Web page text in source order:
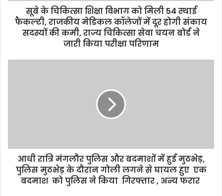
सूबे के चिकित्सा शिक्षा विभाग को मिली 54 स्थाई
फैकल्टी, राजकीय मेडिकल कॉलेजों में दूर होगी संकाय
सदस्यों की कमी, राज्य चिकित्सा सेवा चयन बोर्ड ने
जारी किया परीक्षा परिणाम
आधी रात्रि मंगलौर पुलिस और बदमाशों में हुई मुठभेड़,
पुलिस मुठभेड़ के दौरान गोली लगने से घायल हुए एक
बदमाश को पुलिस ने किया गिरफ्तार , अन्य फरार